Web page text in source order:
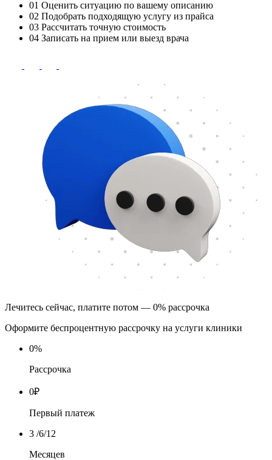
01 Оценить ситуацию по вашему описанию
02 Подобрать подходящую услугу из прайса
03 Рассчитать точную стоимость
04 Записать на прием или выезд врача
Лечитесь сейчас, платите потом — 0% рассрочка
Оформите беспроцентную рассрочку на услуги клиники
0%
Рассрочка
0₽
Первый платеж
3 /6/12
Месяцев